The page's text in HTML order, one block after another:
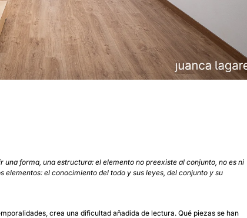
forma, una estructura: el elemento no preexiste al conjunto, no es ni
el conocimiento del todo y sus leyes, del conjunto y su
crea una dificultad añadida de lectura. Qué piezas se han